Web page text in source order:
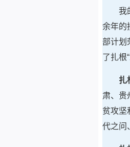
我
余年的
部计划
了扎根
扎
肃、贵
贫攻坚
代之问